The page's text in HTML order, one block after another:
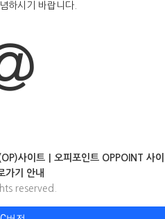
하시기 바랍니다.
사이트｜오피포인트 OPPOINT 사이
가기 안내
reserved.